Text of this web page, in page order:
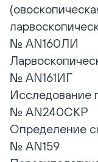
№ AN160ЛИ
№ AN161ИГ
Исследование
№ AN240СКР
Определение
№ AN159